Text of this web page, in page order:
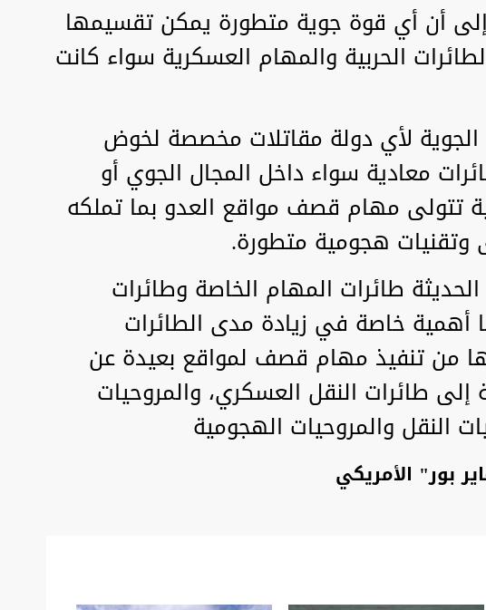
أن أي قوة جوية متطورة يمكن تقسيمها
الطائرات الحربية والمهام العسكرية سواء كانت
لأي دولة مقاتلات مخصصة لخوض
معادية سواء داخل المجال الجوي أو
تتولى مهام قصف مواقع العدو بما تملكه
وتقنيات هجومية متطورة.
طائرات المهام الخاصة وطائرات
أهمية خاصة في زيادة مدى الطائرات
من تنفيذ مهام قصف لمواقع بعيدة عن
إلى طائرات النقل العسكري، والمروحيات
النقل والمروحيات الهجومية
بور" الأمريكي